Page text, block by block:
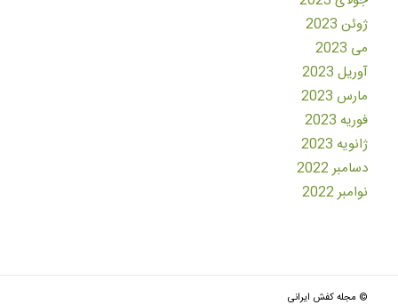
ژوئن 2023
می 2023
آوریل 2023
مارس 2023
فوریه 2023
ژانویه 2023
دسامبر 2022
نوامبر 2022
© مجله کفش ایرانی